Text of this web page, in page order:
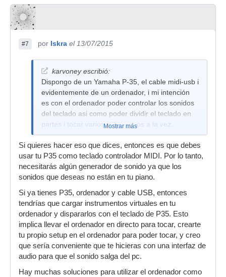
#7 por Iskra el 13/07/2015
karvoney escribió:
Dispongo de un Yamaha P-35, el cable midi-usb i
evidentemente de un ordenador, i mi intención
es con el ordenador poder controlar los sonidos
del teclado asi como poder dividir el teclado en
partes i tocar varios intrumentos a la vez.
Mostrar más
Si quieres hacer eso que dices, entonces es que debes
usar tu P35 como teclado controlador MIDI. Por lo tanto,
necesitarás algún generador de sonido ya que los
sonidos que deseas no están en tu piano.
Si ya tienes P35, ordenador y cable USB, entonces
tendrías que cargar instrumentos virtuales en tu
ordenador y dispararlos con el teclado de P35. Esto
implica llevar el ordenador en directo para tocar, crearte
tu propio setup en el ordenador para poder tocar, y creo
que sería conveniente que te hicieras con una interfaz de
audio para que el sonido salga del pc.
Hay muchas soluciones para utilizar el ordenador como